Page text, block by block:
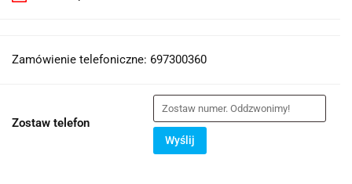
Zamówienie telefoniczne: 697300360
Zostaw telefon
Wyślij